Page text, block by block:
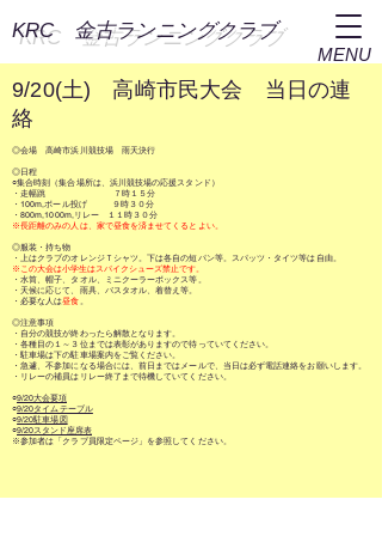
​KRC 金古ランニングクラブ
MENU
9/20(土) 高崎市民大会 当日の連
絡
◎会場 高崎市浜川競技場 雨天決行
◎日程
○集合時刻（集合場所は、浜川競技場の応援スタンド）​
・走幅跳 ７時１５分
​・100m,ボール投げ ９時３０分
・800m,1000m,リレー １１時３０分
※長距離のみの人は、家で昼食を済ませてくるとよい。​
◎服装・持ち物
・上はクラブのオレンジＴシャツ。下は各自の短パン等。スパッツ・タイツ等は自由。
※この大会は小学生はスパイクシューズ禁止です。
・水筒、帽子、タオル、ミニクーラーボックス等。
・天候に応じて、雨具、バスタオル、着替え等。
​・必要な人は昼食。
◎注意事項
・自分の競技が終わったら解散となります。
・各種目の１～３位までは表彰がありますので待っていてください。
​・駐車場は下の駐車場案内をご覧ください。
・急遽、不参加になる場合には、前日まではメールで、当日は必ず電話連絡をお願いします。
・リレーの補員はリレー終了まで待機していてください。
○9/20大会要項
○9/20タイムテーブル
○9/20駐車場図
​○9/20スタンド座席表
※参加者は「クラブ員限定ページ」を参照してください。